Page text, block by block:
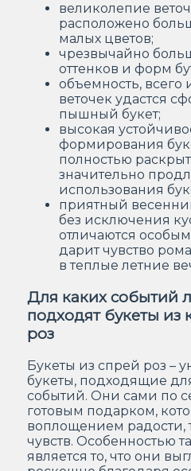
великолепие
расположено
малых цветов;
чрезвычайно
оттенков и форм
объемность, всего
веточек удастся
пышный букет;
высокая
формирования
полностью
значительно
использования
приятный
без исключения
отличаются
дарит чувство
в теплые летние
Для каких событий
подходят букеты из
роз
Букеты из спрей роз –
букеты, подходящие
событий. Они сами по
готовым подарком,
воплощением радости,
чувств. Особенностью
является то, что они